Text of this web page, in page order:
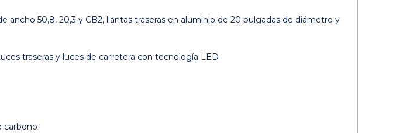
50,8, 20,3 y CB2, llantas traseras en aluminio de 20 pulgadas de diámetro y
traseras y luces de carretera con tecnología LED
carbono